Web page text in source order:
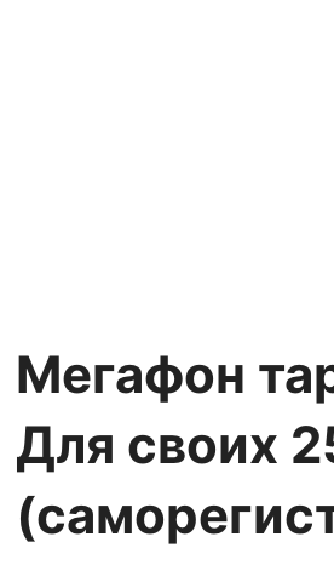
Мегафон
Для своих